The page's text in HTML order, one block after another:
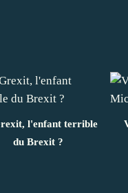
l'enfant terrible
du Brexit ?